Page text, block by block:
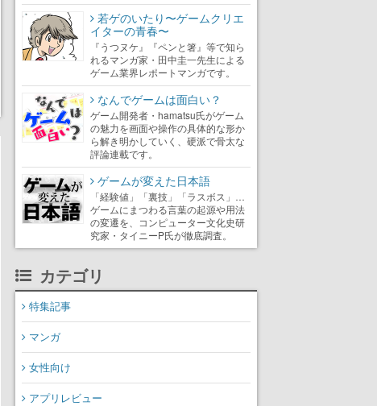
若ゲのいたり〜ゲームクリエ
イターの青春〜
『うつヌケ』『ペンと箸』等で知ら
れるマンガ家・田中圭一先生による
ゲーム業界レポートマンガです。
なんでゲームは面白い？
ゲーム開発者・hamatsu氏がゲーム
の魅力を画面や操作の具体的な形か
ら解き明かしていく、硬派で骨太な
評論連載です。
ゲームが変えた日本語
「経験値」「裏技」「ラスボス」…
ゲームにまつわる言葉の起源や用法
の変遷を、コンピューター文化史研
究家・タイニーP氏が徹底調査。
カテゴリ
特集記事
マンガ
女性向け
アプリレビュー